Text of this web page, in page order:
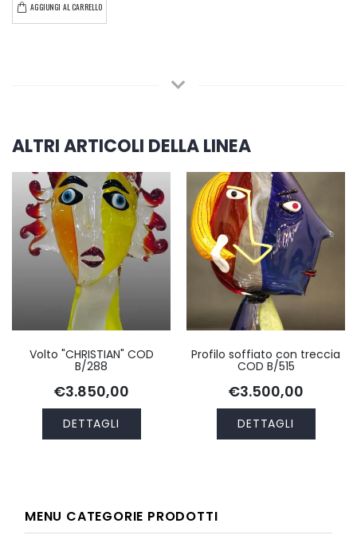
AGGIUNGI AL CARRELLO
ALTRI ARTICOLI DELLA LINEA
Volto "CHRISTIAN" COD
B/288
€3.850,00
DETTAGLI
Profilo soffiato con treccia
COD B/515
€3.500,00
DETTAGLI
MENU CATEGORIE PRODOTTI